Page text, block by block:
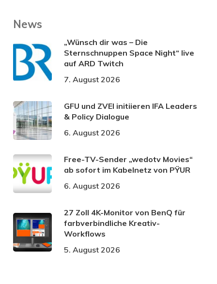
News
„Wünsch dir was – Die
Sternschnuppen Space Night“ live
auf ARD Twitch
7. August 2026
GFU und ZVEI initiieren IFA Leaders
& Policy Dialogue
6. August 2026
Free-TV-Sender „wedotv Movies“
ab sofort im Kabelnetz von PŸUR
6. August 2026
27 Zoll 4K-Monitor von BenQ für
farbverbindliche Kreativ-
Workflows
5. August 2026